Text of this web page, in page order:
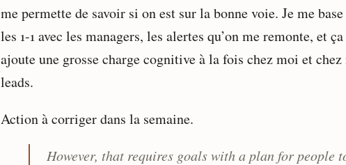
me permette de savoir si on est sur la bonne voie. Je me
les 1-1 avec les managers, les alertes qu’on me remonte, et ça
ajoute une grosse charge cognitive à la fois chez moi et chez
leads.
Action à corriger dans la semaine.
However, that requires goals with a plan for people